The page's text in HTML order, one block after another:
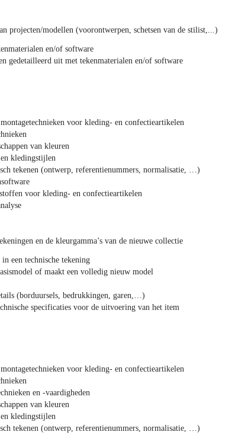
projecten/modellen (voorontwerpen, schetsen van de stilist,...)
en/of software
gedetailleerd uit met tekenmaterialen en/of software
voor kleding- en confectieartikelen
van kleuren
kledingstijlen
tekenen (ontwerp, referentienummers, normalisatie, …)
voor kleding- en confectieartikelen
en de kleurgamma’s van de nieuwe collectie
een technische tekening
of maakt een volledig nieuw model
(borduursels, bedrukkingen, garen,…)
specificaties voor de uitvoering van het item
voor kleding- en confectieartikelen
en -vaardigheden
van kleuren
kledingstijlen
tekenen (ontwerp, referentienummers, normalisatie, …)